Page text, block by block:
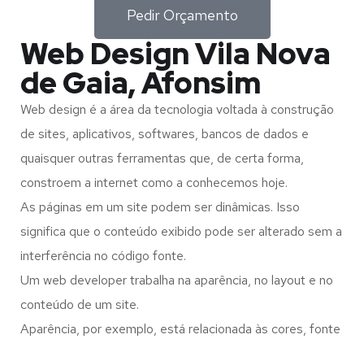
Pedir Orçamento
Web Design Vila Nova
de Gaia, Afonsim
Web design é a área da tecnologia voltada à construção
de sites, aplicativos, softwares, bancos de dados e
quaisquer outras ferramentas que, de certa forma,
constroem a internet como a conhecemos hoje.
As páginas em um site podem ser dinâmicas. Isso
significa que o conteúdo exibido pode ser alterado sem a
interferência no código fonte.
Um web developer trabalha na aparência, no layout e no
conteúdo de um site.
Aparência, por exemplo, está relacionada às cores, fonte